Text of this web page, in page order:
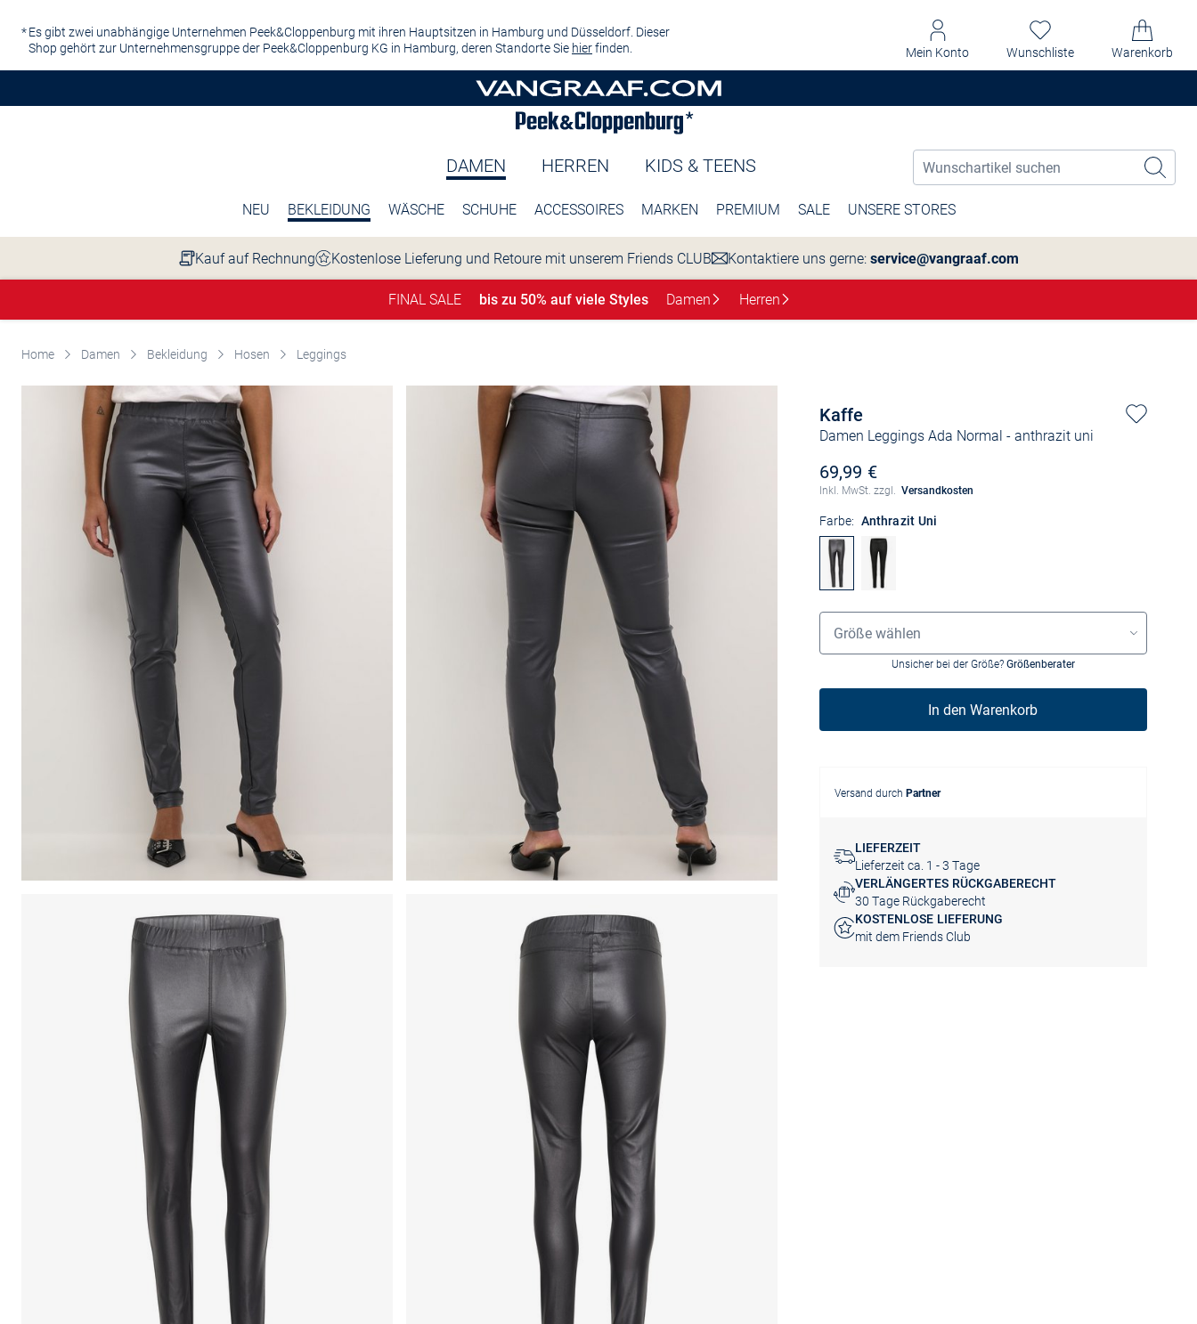
Es gibt zwei unabhängige Unternehmen Peek&Cloppenburg mit ihren Hauptsitzen in Hamburg und Düsseldorf. Dieser
Shop gehört zur Unternehmensgruppe der Peek&Cloppenburg KG in Hamburg, deren Standorte Sie hierfinden. Mein Konto Wunschliste Warenkorb
DAMEN HERREN KIDS & TEENS
NEU BEKLEIDUNG WÄSCHE SCHUHE ACCESSOIRES MARKEN PREMIUM SALE UNSERE STORES
Kauf auf Rechnung Kostenlose Lieferung und Retoure mit unserem Friends CLUB Kontaktiere uns gerne: service@vangraaf.com
FINAL SALE bis zu 50% auf viele Styles Damen Herren
Home Damen Bekleidung Hosen Leggings
Kaffe
Damen Leggings Ada Normal - anthrazit uni
69,99 €
Inkl. MwSt. zzgl. Versandkosten
Farbe: Anthrazit Uni
Größenauswahl
Größe wählen
Unsicher bei der Größe? Größenberater
In den Warenkorb
Versand durch Partner
LIEFERZEIT
Lieferzeit ca. 1 - 3 Tage
VERLÄNGERTES RÜCKGABERECHT
30 Tage Rückgaberecht
KOSTENLOSE LIEFERUNG
mit dem Friends Club